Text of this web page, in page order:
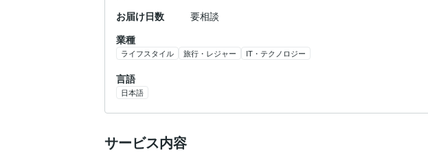
お届け日数
要相談
業種
ライフスタイル 旅行・レジャー IT・テクノロジー
言語
日本語
サービス内容